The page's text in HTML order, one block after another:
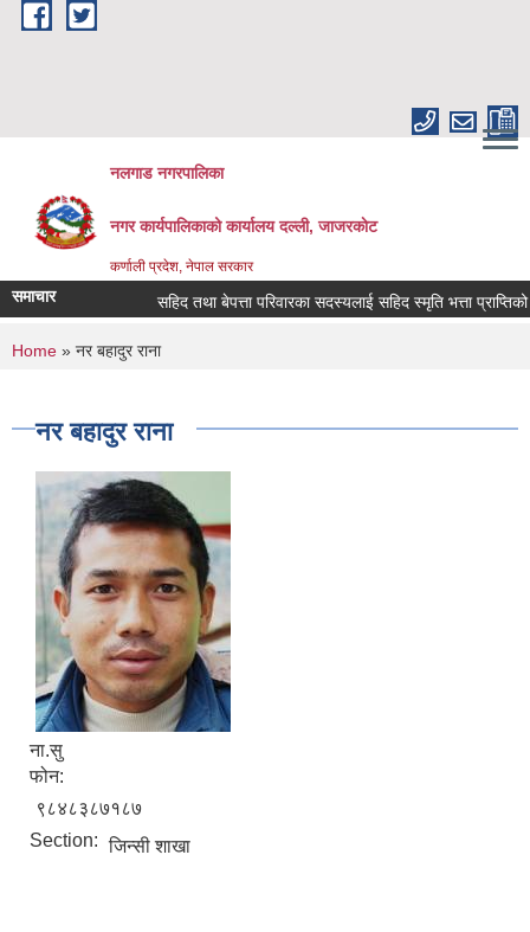
Skip to main content
नलगाड नगरपालिका
नगर कार्यपालिकाको कार्यालय दल्ली, जाजरकाेट
कर्णाली प्रदेश, नेपाल सरकार
समाचार सहिद तथा बेपत्ता परिवारका सदस्यलाई सहिद स्मृति भत्ता प्राप्तिको
You are here
Home » नर बहादुर राना
नर बहादुर राना
ना.सु
फोन:
९८४८३८७१८७
Section: जिन्सी शाखा